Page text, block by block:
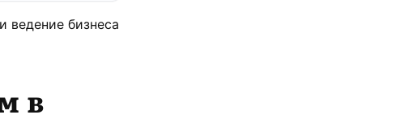
ведение бизнеса
в